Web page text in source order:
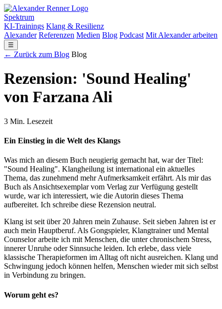
Spektrum
KI-Trainings Klang & Resilienz
Alexander Referenzen Medien Blog Podcast Mit Alexander arbeiten
☰
← Zurück zum Blog Blog
Rezension: 'Sound Healing'
von Farzana Ali
3 Min. Lesezeit
Ein Einstieg in die Welt des Klangs
Was mich an diesem Buch neugierig gemacht hat, war der Titel:
"Sound Healing". Klangheilung ist international ein aktuelles
Thema, das zunehmend mehr Aufmerksamkeit erfährt. Als mir das
Buch als Ansichtsexemplar vom Verlag zur Verfügung gestellt
wurde, war ich interessiert, wie die Autorin dieses Thema
aufbereitet. Ich schreibe diese Rezension neutral.
Klang ist seit über 20 Jahren mein Zuhause. Seit sieben Jahren ist er
auch mein Hauptberuf. Als Gongspieler, Klangtrainer und Mental
Counselor arbeite ich mit Menschen, die unter chronischem Stress,
innerer Unruhe oder Sinnsuche leiden. Ich erlebe, dass viele
klassische Therapieformen im Alltag oft nicht ausreichen. Klang und
Schwingung jedoch können helfen, Menschen wieder mit sich selbst
in Verbindung zu bringen.
Worum geht es?